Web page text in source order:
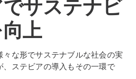
サステナビ
上
々な形でサステナブルな社会の実
、ステビアの導入もその一環で